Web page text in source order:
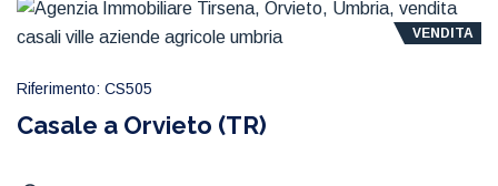
VENDITA
Riferimento: CS505
Casale a Orvieto (TR)